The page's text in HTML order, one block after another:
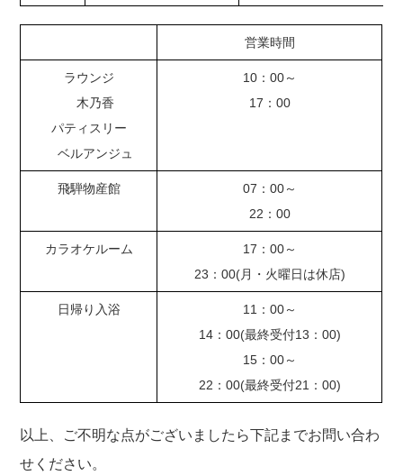
営業時間
ラウンジ
木乃香
パティスリー
ベルアンジュ
10：00～
17：00
飛騨物産館
07：00～
22：00
カラオケルーム
17：00～
23：00(月・火曜日は休店)
日帰り入浴
11：00～
14：00(最終受付13：00)
15：00～
22：00(最終受付21：00)
以上、ご不明な点がございましたら下記までお問い合わ
せください。